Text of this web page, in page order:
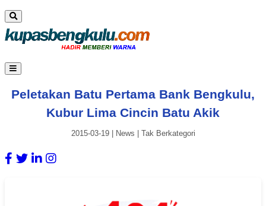
Peletakan Batu Pertama Bank Bengkulu,
Kubur Lima Cincin Batu Akik
2015-03-19| News Tak Berkategori